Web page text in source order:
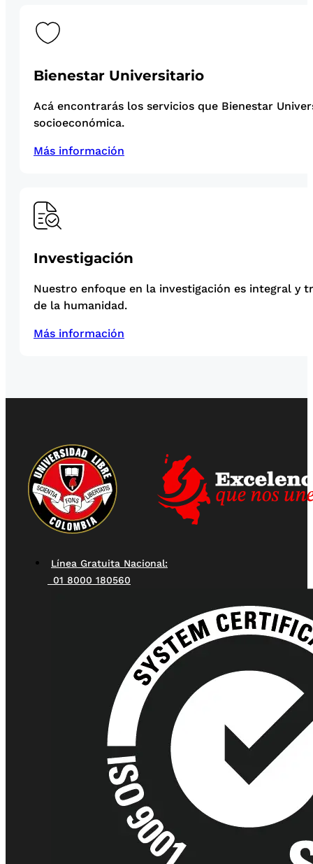
Bienestar Universitario
Acá encontrarás los servicios que Bienestar
socioeconómica.
Más información
Investigación
Nuestro enfoque en la investigación es integral y
de la humanidad.
Más información
Línea Gratuita Nacional:
01 8000 180560